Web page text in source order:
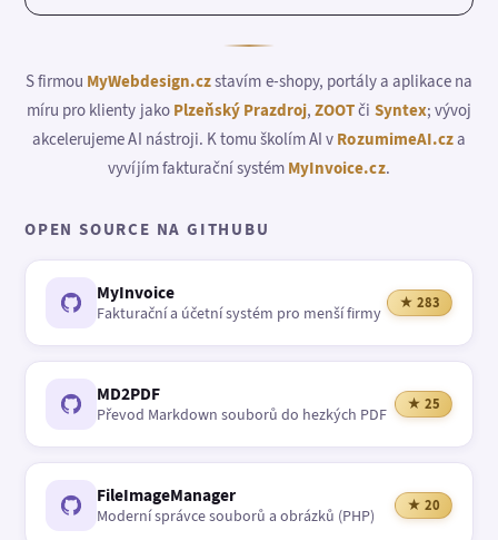
S firmou MyWebdesign.czstavím e-shopy, portály a aplikace na
míru pro klienty jako Plzeňský Prazdroj,ZOOTči Syntex; vývoj
akcelerujeme AI nástroji. K tomu školím AI v RozumimeAI.cza
vyvíjím fakturační systém MyInvoice.cz.
OPEN SOURCE NA GITHUBU
MyInvoice
Fakturační a účetní systém pro menší firmy
★ 283
MD2PDF
Převod Markdown souborů do hezkých PDF
★ 25
FileImageManager
Moderní správce souborů a obrázků (PHP)
★ 20